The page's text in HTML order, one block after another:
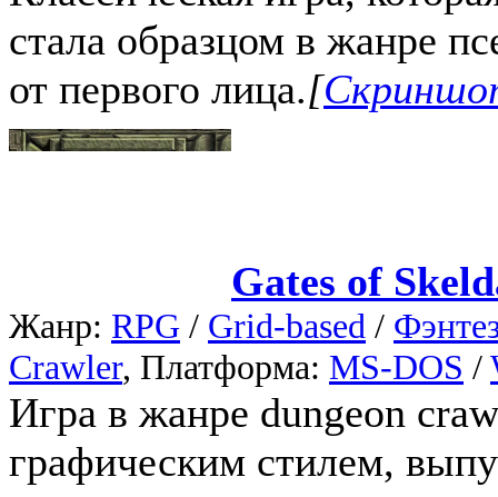
стала образцом в жанре
от первого лица.[
Gates of
Жанр: RPG / Grid-based /
Crawler, Платформа: MS-DOS /
Игра в жанре dungeon
графическим стилем,